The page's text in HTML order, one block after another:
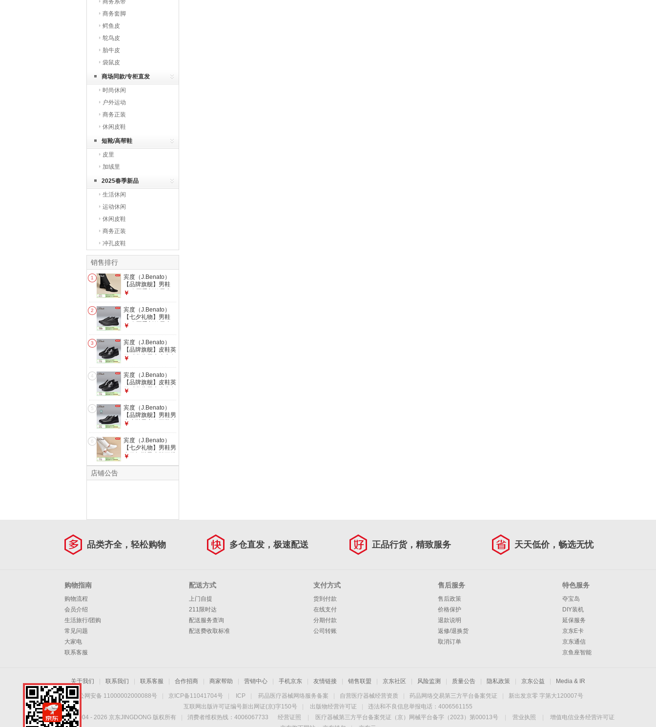
商务系带
商务套脚
鳄鱼皮
鸵鸟皮
胎牛皮
袋鼠皮
商场同款/专柜直发
时尚休闲
户外运动
商务正装
休闲皮鞋
短靴/高帮鞋
皮里
加绒里
2025春季新品
生活休闲
运动休闲
休闲皮鞋
商务正装
冲孔皮鞋
销售排行
1
宾度（J.Benato）
【品牌旗舰】男鞋
26春夏季新款男士
一脚蹬单鞋 黑色 39
(245mm)
￥
2
宾度（J.Benato）
【七夕礼物】男鞋
26春夏季新款男士
增高休闲鞋 黑色 42
(260mm)
￥
3
宾度（J.Benato）
【品牌旗舰】皮鞋英
伦时尚头层牛皮商务
爸爸鞋 黑色 40
￥
4
宾度（J.Benato）
【品牌旗舰】皮鞋英
伦时尚头层牛皮商务
爸爸鞋 黑色 42
￥
5
宾度（J.Benato）
【品牌旗舰】男鞋男
士皮鞋男商务正装真
年婚鞋 黑色 38
￥
6
宾度（J.Benato）
【七夕礼物】男鞋男
士休闲鞋男皮鞋百搭
￥
店铺公告
品类齐全，轻松购物 多仓直发，极速配送 正品行货，精致服务 天天低价，畅选无忧
购物指南
购物流程
会员介绍
生活旅行/团购
常见问题
大家电
联系客服
配送方式
上门自提
211限时达
配送服务查询
配送费收取标准
支付方式
货到付款
在线支付
分期付款
公司转账
售后服务
售后政策
价格保护
退款说明
返修/退换货
取消订单
特色服务
夺宝岛
DIY装机
延保服务
京东E卡
京东通信
京鱼座智能
关于我们 联系我们 联系客服 合作招商 商家帮助 营销中心 手机京东 友情链接 销售联盟 京东社区 风险监测 质量公告 隐私政策 京东公益 Media & IR
京公网安备 11000002000088号 京ICP备11041704号 ICP 药品医疗器械网络服务备案 自营医疗器械经营资质 药品网络交易第三方平台备案凭证
新出发京零 字第大120007号
互联网出版许可证编号新出网证(京)字150号
出版物经营许可证
违法和不良信息举报电话：4006561155
Copyright © 2004 - 2026 京东JINGDONG 版权所有 消费者维权热线：4006067733 经营证照 医疗器械第三方平台备案凭证（京）网械平台备字（2023）第00013号 营业执照
增值电信业务经营许可证
手机扫一扫，劲爆优